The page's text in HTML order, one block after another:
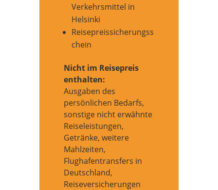
Verkehrsmittel in
Helsinki
Reisepreissicherungss
chein
Nicht im Reisepreis
enthalten:
Ausgaben des
persönlichen Bedarfs,
sonstige nicht erwähnte
Reiseleistungen,
Getränke, weitere
Mahlzeiten,
Flughafentransfers in
Deutschland,
Reiseversicherungen